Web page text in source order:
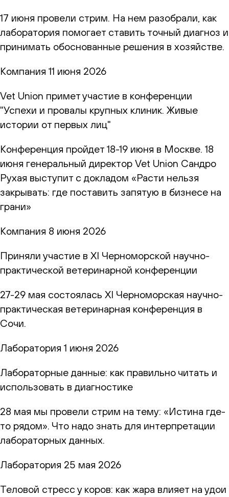
17 июня провели стрим. На нем разобрали, как
лаборатория помогает ставить точный диагноз и
принимать обоснованные решения в хозяйстве.
Компания 11 июня 2026
Vet Union примет участие в конференции
"Успехи и провалы крупных клиник. Живые
истории от первых лиц"
Конференция пройдет 18-19 июня в Москве. 18
июня генеральный директор Vet Union Сандро
Рухая выступит с докладом «Расти нельзя
закрывать: где поставить запятую в бизнесе на
грани»
Компания 8 июня 2026
Приняли участие в XI Черноморской научно-
практической ветеринарной конференции
27-29 мая состоялась XI Черноморская научно-
практическая ветеринарная конференция в
Сочи.
Лаборатория 1 июня 2026
Лабораторные данные: как правильно читать и
использовать в диагностике
28 мая мы провели стрим на тему: «Истина где-
то рядом». Что надо знать для интерпретации
лабораторных данных.
Лаборатория 25 мая 2026
Теловой стресс у коров: как жара влияет на удои